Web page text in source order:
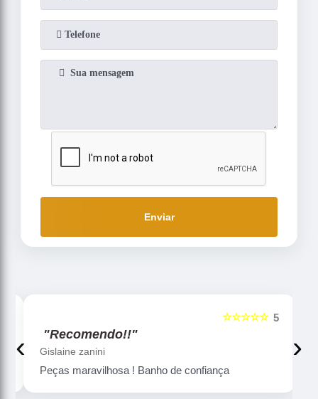
Enviar
5
☆☆☆☆☆
"Recomendo!!"
Gislaine zanini
Peças maravilhosa ! Banho de confiança
‹ ›